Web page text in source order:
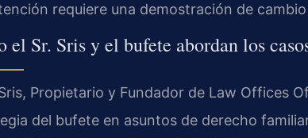
requiere una demostración de
el Sr. Sris y el bufete abordan los
Propietario y Fundador de Law Offices
del bufete en asuntos de derecho